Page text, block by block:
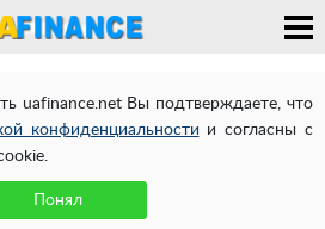
uafinance.net Вы подтверждаете, что
конфиденциальности и согласны с
Понял